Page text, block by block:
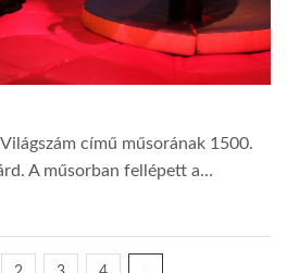
című műsorának 1500.
A műsorban fellépett a…